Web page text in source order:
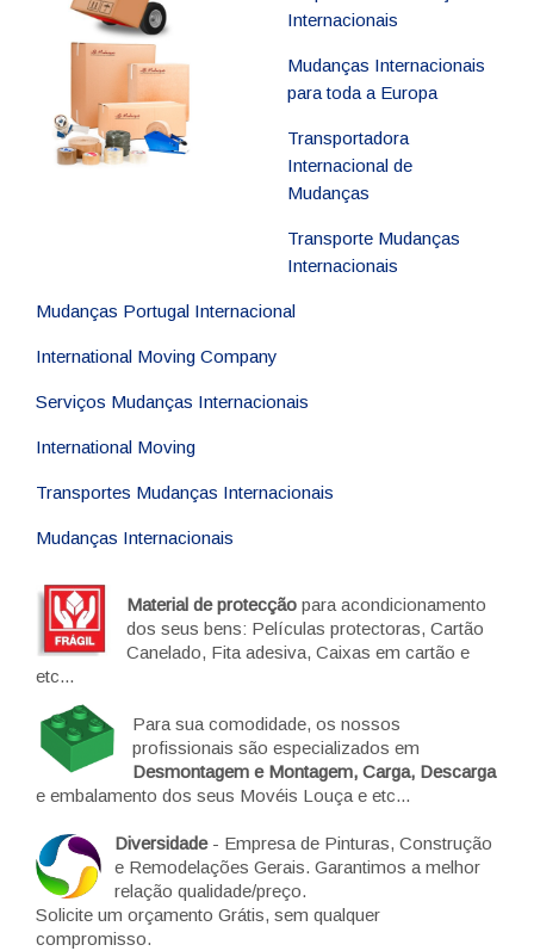
Internacionais
Mudanças Internacionais
para toda a Europa
Transportadora
Internacional de
Mudanças
Transporte Mudanças
Internacionais
Mudanças Portugal Internacional
International Moving Company
Serviços Mudanças Internacionais
International Moving
Transportes Mudanças Internacionais
Mudanças Internacionais
Material de protecção para acondicionamento
dos seus bens: Películas protectoras, Cartão
Canelado, Fita adesiva, Caixas em cartão e
etc...
Para sua comodidade, os nossos
profissionais são especializados em
Desmontagem e Montagem, Carga, Descarga
e embalamento dos seus Movéis Louça e etc...
Diversidade- Empresa de Pinturas, Construção
e Remodelações Gerais. Garantimos a melhor
relação qualidade/preço.
Solicite um orçamento Grátis, sem qualquer
compromisso.